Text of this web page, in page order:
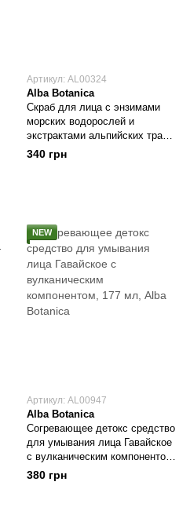
Артикул: AL00324
Alba Botanica
Скраб для лица с энзимами
морских водорослей и
экстрактами альпийских трав
even & bright, 113 г, Alba
Botanica
340 грн
NEW
Артикул: AL00947
Alba Botanica
Согревающее детокс средство
для умывания лица Гавайское
с вулканическим компонентом,
177 мл, Alba Botanica
380 грн